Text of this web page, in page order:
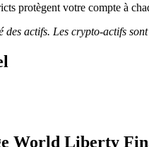
protègent votre compte à
des actifs. Les crypto-actifs
World Liberty